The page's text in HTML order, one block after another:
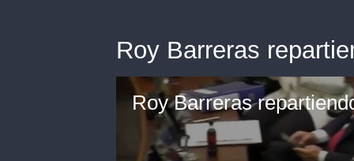
Roy Barreras
Roy Barreras